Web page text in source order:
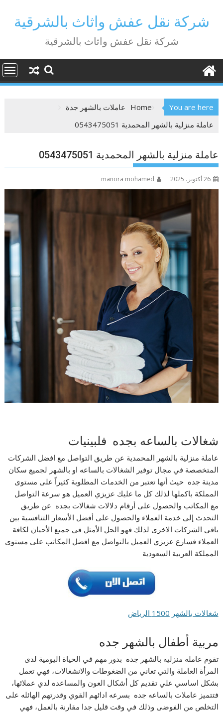
contentشركة نقل عفش واثاث بالشرقية
شركة نقل عفش واثاث بالشرقية
You are here
Home عاملات بالشهر جدة
عاملة منزلية بالشهر المحمدية 0543475051
عاملة منزلية بالشهر المحمدية 0543475051
26 أكتوبر، 2025 manora mohamed
شغالات بالساعه بجده فلبينيات
عاملة منزلية بالشهر المحمدية عن طريق التواصل مع افضل الشركات
المتخصصة في مجال توفير الشغالات بالساعه او بالشهر لجميع سكان
مدينة جده حيث أنها تعتبر من الخدمات المطلوبة كثيراً على مستوى
المملكة باكملها لذلك كل ما عليك عزيزي العميل هو سرعة التواصل
مع المكاتب والحصول على أرقام دلالات شغالات بجده عن طريق
التحدث إلى خدمة العملاء والحصول على أفضل الأسعار التنافسية بين
باقي الشركات الاخرى لذلك فهو الحل الأمثل في جميع الأحيان لكافة
العملاء فسارع عزيزي العميل بالتواصل مع افضل المكاتب على مستوى
المملكة العربية السعودية
شغالات بالشهر 1500 الرياض
مربية أطفال بالشهر جده
تقوم عامله منزليه بالشهر جده بدور مهم في الحياة اليومية لدى
المرأة العاملة والتي تعاني من الضغوطات والانشغالات، فهي تعمل
بشكل اساسي علي تقديم كل أشكال العون والمساعده لدي عملائها،
فتتميز عاملات بالساعه جده بسرعه ادائهم القوي وقدرتهم الهائله على
التخلص من الفوضى وذلك في وقت قليل جدا مقارنة بالعمل، فهي